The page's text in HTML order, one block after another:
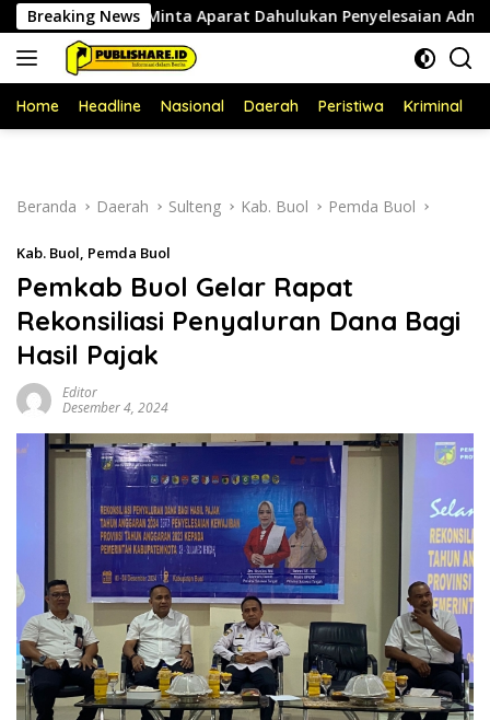
Langsung
ke
konten
Breaking News
Ahmad Minta Aparat Dahulukan Penyelesaian Administratif
Home Headline Nasional Daerah Peristiwa Kriminal
Beranda Daerah Sulteng Kab. Buol Pemda Buol
Kab. Buol, Pemda Buol
Pemkab Buol Gelar Rapat
Rekonsiliasi Penyaluran Dana Bagi
Hasil Pajak
Editor
Desember 4, 2024